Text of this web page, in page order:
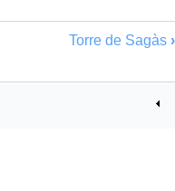
Torre de Sagàs ›